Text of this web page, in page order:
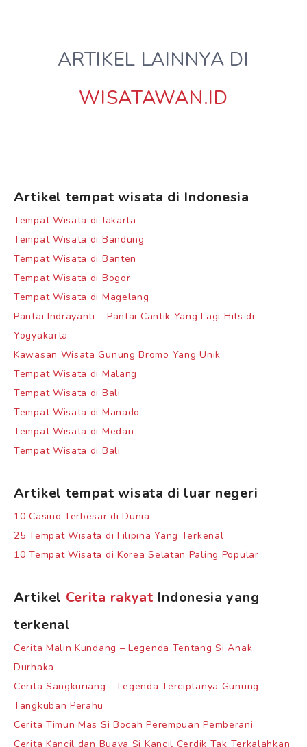
ARTIKEL LAINNYA DI
WISATAWAN.ID
----------
Artikel tempat wisata di Indonesia
Tempat Wisata di Jakarta
Tempat Wisata di Bandung
Tempat Wisata di Banten
Tempat Wisata di Bogor
Tempat Wisata di Magelang
Pantai Indrayanti – Pantai Cantik Yang Lagi Hits di
Yogyakarta
Kawasan Wisata Gunung Bromo Yang Unik
Tempat Wisata di Malang
Tempat Wisata di Bali
Tempat Wisata di Manado
Tempat Wisata di Medan
Tempat Wisata di Bali
Artikel tempat wisata di luar negeri
10 Casino Terbesar di Dunia
25 Tempat Wisata di Filipina Yang Terkenal
10 Tempat Wisata di Korea Selatan Paling Popular
Artikel Cerita rakyat Indonesia yang
terkenal
Cerita Malin Kundang – Legenda Tentang Si Anak
Durhaka
Cerita Sangkuriang – Legenda Terciptanya Gunung
Tangkuban Perahu
Cerita Timun Mas Si Bocah Perempuan Pemberani
Cerita Kancil dan Buaya Si Kancil Cerdik Tak Terkalahkan